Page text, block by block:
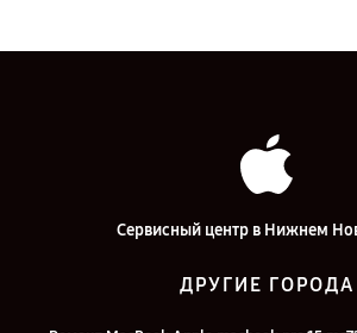
Сервисный центр в Нижнем
ДРУГИЕ ГОРОДА